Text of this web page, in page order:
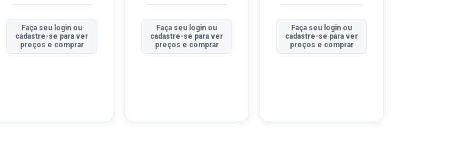
Faça seu login ou
cadastre-se para ver
preços e comprar
Faça seu login ou
cadastre-se para ver
preços e comprar
Faça seu login ou
cadastre-se para ver
preços e comprar